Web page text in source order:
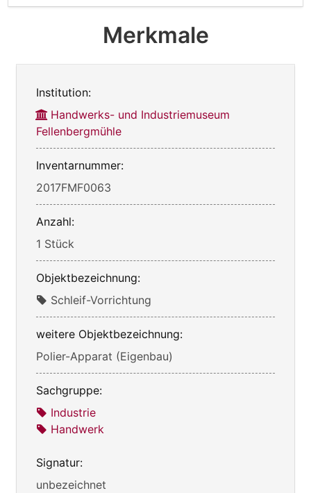
Merkmale
Institution:
Handwerks- und Industriemuseum
Fellenbergmühle
Inventarnummer:
2017FMF0063
Anzahl:
1 Stück
Objektbezeichnung:
Schleif-Vorrichtung
weitere Objektbezeichnung:
Polier-Apparat (Eigenbau)
Sachgruppe:
Industrie
Handwerk
Signatur:
unbezeichnet